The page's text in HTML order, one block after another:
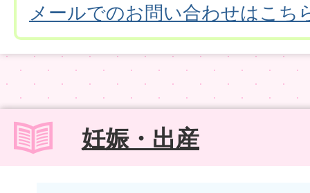
メールでのお問い合わせはこち
妊娠・出産